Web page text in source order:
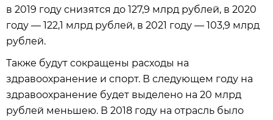
в 2019 году снизятся до 127,9 млрд рублей, в 2020
году — 122,1 млрд рублей, в 2021 году — 103,9 млрд
рублей.
Также будут сокращены расходы на
здравоохранение и спорт. В следующем году на
здравоохранение будет выделено на 20 млрд
рублей меньшею. В 2018 году на отрасль было